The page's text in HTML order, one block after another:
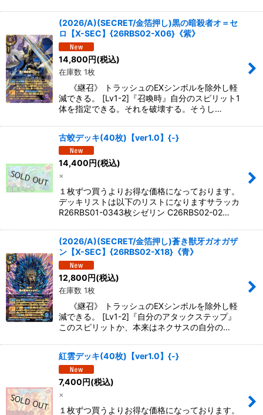
(2026/A)(SECRET/金箔押し)黒の暗殺者オ＝セ
ロ【X-SEC】{26RBS02-X06}《紫》
14,800円(税込)
在庫数 1枚
《継召》 トラッシュのEXシンボルを除外し軽
減できる。 [Lv1-2]『召喚時』自分のスピリット1
体を指定できる。それを破壊する。そうし…
古蛟デッキ(40枚)【ver1.0】{-}
14,400 円(税込)
×
１枚ずつ買うよりお得な価格になっております。
デッキリストは以下のリストになりますサラッカ
R26RBS01-0343枚シゼリン C26RBS02-02…
(2026/A)(SECRET/金箔押し)蒼き獣牙ガオガザ
ン【X-SEC】{26RBS02-X18}《青》
12,800円(税込)
在庫数 1枚
《継召》 トラッシュのEXシンボルを除外し軽
減できる。 [Lv1-2]『自分のアタックステップ』
このスピリットか、本来はネクサスの自分の…
紅雲デッキ(40枚)【ver1.0】{-}
7,400円(税込)
×
１枚ずつ買うよりお得な価格になっております。